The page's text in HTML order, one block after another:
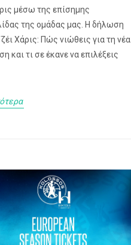
μέσω της επίσημης
της ομάδας μας. Η δήλωση
Χάρις: Πώς νιώθεις για τη νέα
και τι σε έκανε να επιλέξεις